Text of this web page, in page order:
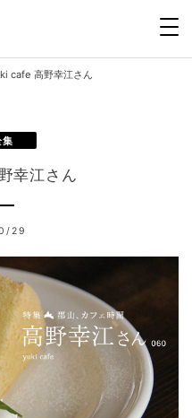
cafe 高野幸江さん
集
幸江さん
29